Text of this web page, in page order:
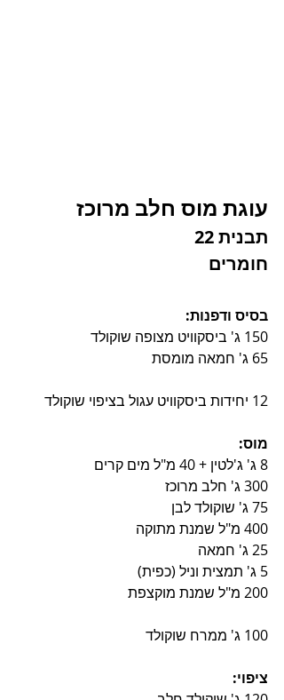
עוגת מוס חלב מרוכז
תבנית 22
חומרים
בסיס ודפנות:
150 ג' ביסקוויט מצופה שוקולד
65 ג' חמאה מומסת
12 יחידות ביסקוויט עגול בציפוי שוקולד
מוס:
8 ג' ג'לטין + 40 מ"ל מים קרים
300 ג' חלב מרוכז
75 ג' שוקולד לבן
400 מ"ל שמנת מתוקה
25 ג' חמאה
5 ג' תמצית וניל (כפית)
200 מ"ל שמנת מוקצפת
100 ג' ממרח שוקולד
ציפוי: